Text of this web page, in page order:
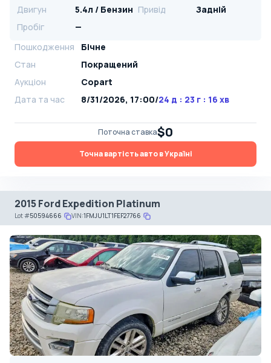
Двигун 5.4л / Бензин Привід
Задній
Пробіг
—
Пошкодження
Бічне
Стан
Покращений
Аукціон
Copart
Дата та час
8/31/2026, 17:00/24 д : 23 г : 16 хв
Поточна ставка$0
Точна вартість авто в Україні
2015 Ford Expedition Platinum
Lot#50594666 VIN:1FMJU1LT1FEF27766